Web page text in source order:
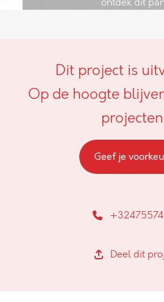
Dit project is
Op de hoogte
Geef je
Deel dit